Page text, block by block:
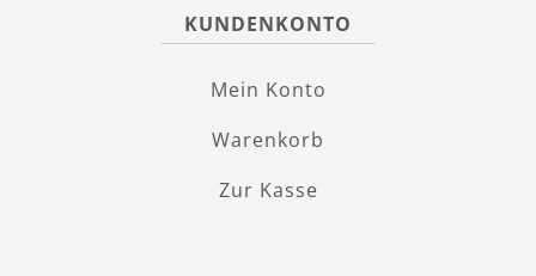
KUNDENKONTO
Mein Konto
Warenkorb
Zur Kasse